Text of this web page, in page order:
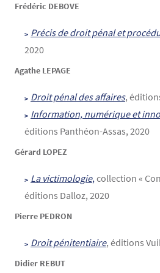
Frédéric DEBOVE
Précis de droit pénal et
2020
Agathe LEPAGE
Droit pénal des affaires,
Information, numérique et
éditions Panthéon-Assas, 2020
Gérard LOPEZ
La victimologie,collection «
éditions Dalloz, 2020
Pierre PEDRON
Droit pénitentiaire, éditions
Didier REBUT